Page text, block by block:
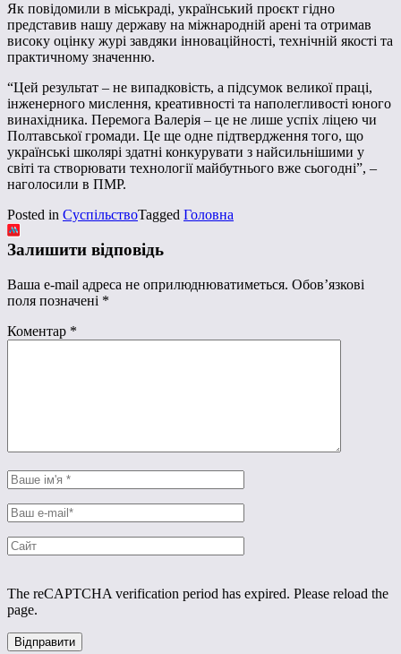
Як повідомили в міськраді, український проєкт гідно
представив нашу державу на міжнародній арені та отримав
високу оцінку журі завдяки інноваційності, технічній якості та
практичному значенню.
“Цей результат – не випадковість, а підсумок великої праці,
інженерного мислення, креативності та наполегливості юного
винахідника. Перемога Валерія – це не лише успіх ліцею чи
Полтавської громади. Це ще одне підтвердження того, що
українські школярі здатні конкурувати з найсильнішими у
світі та створювати технології майбутнього вже сьогодні”, –
наголосили в ПМР.
Posted in СуспільствоTagged Головна
Залишити відповідь
Ваша e-mail адреса не оприлюднюватиметься. Обов’язкові
поля позначені *
Коментар *
The reCAPTCHA verification period has expired. Please reload the
page.